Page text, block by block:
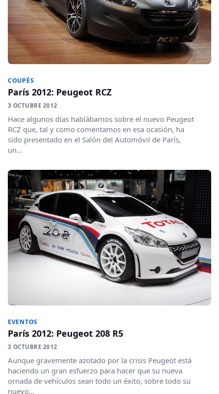
COUPÉS
París 2012: Peugeot RCZ
3 OCTUBRE 2012
Hace algunos días hablábamos sobre el nuevo Peugeot
RCZ que, tal y como comentamos en esa ocasión, ha
sido presentado en el Salón del Automóvil de París,
un...
EVENTOS
París 2012: Peugeot 208 R5
3 OCTUBRE 2012
Aunque gravemente azotado por la crisis Peugeot está
haciendo un gran esfuerzo para hacer que su nueva
ornada de vehículos sean todo un éxito, sobre todo su
nuevo...